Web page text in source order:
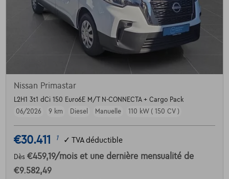
Nissan Primastar
L2H1 3t1 dCi 150 Euro6E M/T N-CONNECTA + Cargo Pack
06/2026
9 km Diesel Manuelle 110 kW ( 150 CV )
€30.411 1 ✓ TVA déductible
Dès €459,19/mois et une dernière mensualité de
€9.582,49